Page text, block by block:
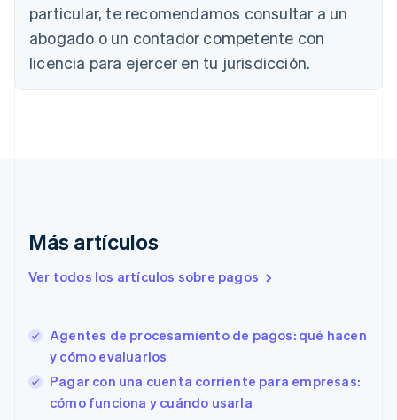
particular, te recomendamos consultar a un
abogado o un contador competente con
licencia para ejercer en tu jurisdicción.
Más artículos
Ver todos los artículos sobre pagos
Agentes de procesamiento de pagos: qué hacen
y cómo evaluarlos
Pagar con una cuenta corriente para empresas:
cómo funciona y cuándo usarla
Canadá
China continental
简体中文English
English
EnglishItaliano
Estados Unidos
EnglishEspañol简体中文
English
Finlandia